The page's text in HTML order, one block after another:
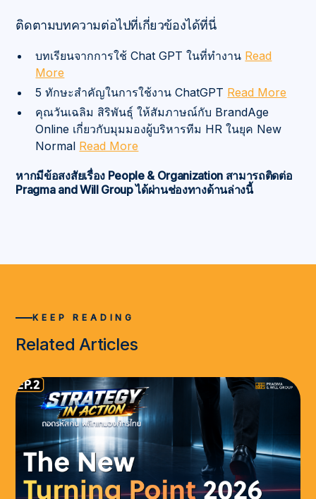
ติดตามบทความต่อไปที่เกี่ยวข้องได้ที่นี่
บทเรียนจากการใช้ Chat GPT ในที่ทำงาน Read
More
5 ทักษะสำคัญในการใช้งาน ChatGPT Read More
คุณวันเฉลิม สิริพันธ์ุ ให้สัมภาษณ์กับ BrandAge
Online เกี่ยวกับมุมมองผู้บริหารทีม HR ในยุค New
Normal Read More
หากมีข้อสงสัยเรื่อง People & Organization สามารถติดต่อ
Pragma and Will Group ได้ผ่านช่องทางด้านล่างนี้
KEEP READING
Related Articles